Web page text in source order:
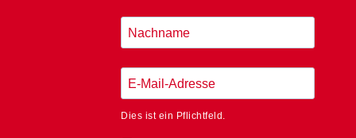
Dies ist ein Pflichtfeld.